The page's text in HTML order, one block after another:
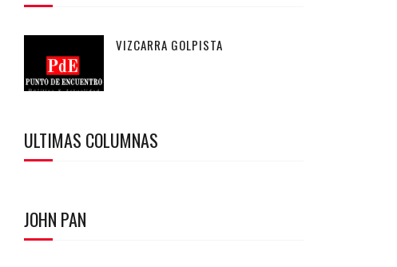
VIZCARRA GOLPISTA
ULTIMAS COLUMNAS
JOHN PAN